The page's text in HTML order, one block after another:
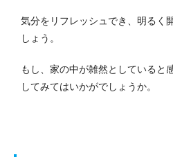
気分をリフレッシュでき、明るく
しょう。
もし、家の中が雑然としていると
してみてはいかがでしょうか。